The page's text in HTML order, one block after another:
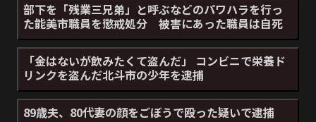
部下を「残業三兄弟」と呼ぶなどのパワハラを行っ
た能美市職員を懲戒処分 被害にあった職員は自死
「金はないが飲みたくて盗んだ」 コンビニで栄養ド
リンクを盗んだ北斗市の少年を逮捕
89歳夫、80代妻の顔をごぼうで殴った疑いで逮捕